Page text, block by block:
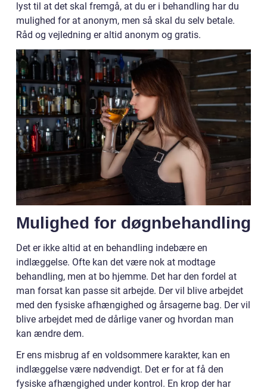
lyst til at det skal fremgå, at du er i behandling har du
mulighed for at anonym, men så skal du selv betale.
Råd og vejledning er altid anonym og gratis.
Mulighed for døgnbehandling
Det er ikke altid at en behandling indebære en
indlæggelse. Ofte kan det være nok at modtage
behandling, men at bo hjemme. Det har den fordel at
man forsat kan passe sit arbejde. Der vil blive arbejdet
med den fysiske afhængighed og årsagerne bag. Der vil
blive arbejdet med de dårlige vaner og hvordan man
kan ændre dem.
Er ens misbrug af en voldsommere karakter, kan en
indlæggelse være nødvendigt. Det er for at få den
fysiske afhængighed under kontrol. En krop der har